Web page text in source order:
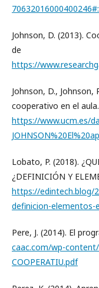
Johnson, D. (2013).
de
https://
Johnson, D., Johnson,
cooperativo en el aula.
https://www.ucm.es/
Lobato, P. (2018).
¿DEFINICIÓN Y
https://edintech.blog/
definicion-elementos-
Pere, J. (2014). El
caac.com/wp-content/
COOPERATIU.pdf